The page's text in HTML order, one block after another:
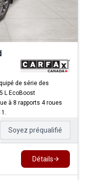
de série des
L EcoBoost
à 8 rapports 4 roues
Soyez préqualifié
Détails